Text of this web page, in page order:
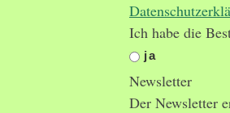
Ich habe die
ja
Newsletter
Der Newsletter